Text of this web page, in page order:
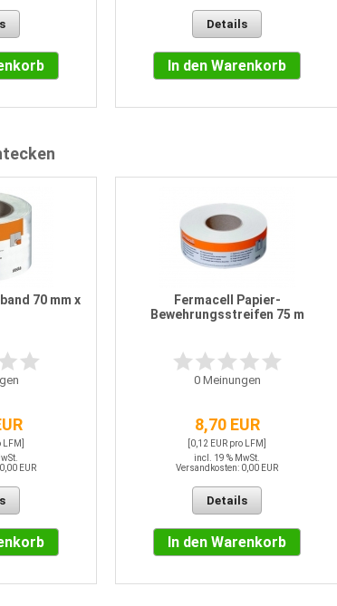
Details
In den Warenkorb
70 mm x
LFM]
EUR
Fermacell Papier-
Bewehrungsstreifen 75 m
0Meinungen
8,70 EUR
[0,12 EUR pro LFM]
incl. 19 % MwSt.
Versandkosten: 0,00 EUR
Details
In den Warenkorb